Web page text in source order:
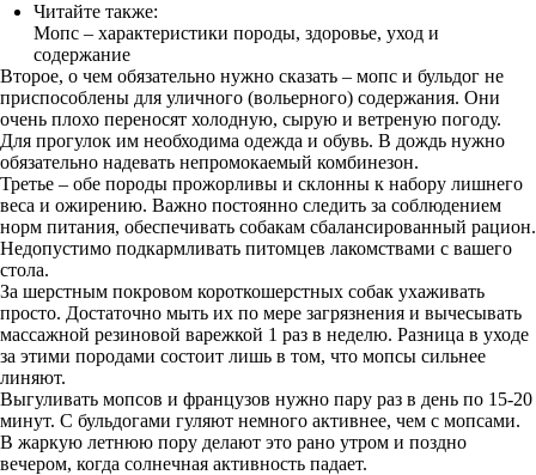
Читайте также:
Мопс – характеристики породы, здоровье, уход и
содержание
Второе, о чем обязательно нужно сказать – мопс и бульдог не
приспособлены для уличного (вольерного) содержания. Они
очень плохо переносят холодную, сырую и ветреную погоду.
Для прогулок им необходима одежда и обувь. В дождь нужно
обязательно надевать непромокаемый комбинезон.
Третье – обе породы прожорливы и склонны к набору лишнего
веса и ожирению. Важно постоянно следить за соблюдением
норм питания, обеспечивать собакам сбалансированный рацион.
Недопустимо подкармливать питомцев лакомствами с вашего
стола.
За шерстным покровом короткошерстных собак ухаживать
просто. Достаточно мыть их по мере загрязнения и вычесывать
массажной резиновой варежкой 1 раз в неделю. Разница в уходе
за этими породами состоит лишь в том, что мопсы сильнее
линяют.
Выгуливать мопсов и французов нужно пару раз в день по 15-20
минут. С бульдогами гуляют немного активнее, чем с мопсами.
В жаркую летнюю пору делают это рано утром и поздно
вечером, когда солнечная активность падает.